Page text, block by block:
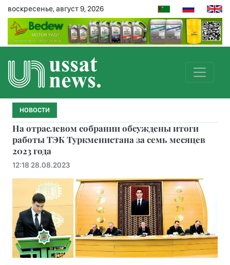
воскресенье, август 9, 2026
НОВОСТИ
На отраслевом собрании обсуждены итоги
работы ТЭК Туркменистана за семь месяцев
2023 года
12:18 28.08.2023